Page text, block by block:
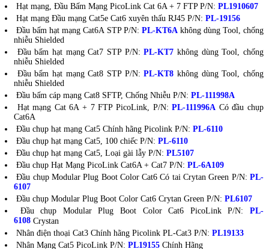
Hạt mạng, Đầu Bấm Mạng PicoLink Cat 6A + 7 FTP P/N: PL1910607
Hạt mạng Đầu mạng Cat5e Cat6 xuyên thấu RJ45 P/N: PL-19156
Đầu bấm hạt mạng Cat6A STP P/N: PL-KT6A không dùng Tool, chống
nhiễu Shielded
Đầu bấm hạt mạng Cat7 STP P/N: PL-KT7 không dùng Tool, chống
nhiễu Shielded
Đầu bấm hạt mạng Cat8 STP P/N:PL-KT8 không dùng Tool, chống
nhiễu Shielded
Đầu bấm cáp mạng Cat8 SFTP, Chống Nhiễu P/N: PL-111998A
Hạt mạng Cat 6A + 7 FTP PicoLink, P/N:PL-111996A Có đầu chụp
Cat6A
Đầu chụp hạt mạng Cat5 Chính hãng Picolink P/N: PL-6110
Đầu chụp hạt mạng Cat5, 100 chiếc P/N: PL-6110
Đầu chụp hạt mạng Cat5, Loại gài lẫy P/N: PL5107
Đầu chụp Hạt Mạng PicoLink Cat6A + Cat7 P/N: PL-6A109
Đầu chụp Modular Plug Boot Color Cat6 Có tai Crytan Green P/N: PL-
6107
Đầu chụp Modular Plug Boot Color Cat6 Crytan Green P/N: PL6107
Đầu chụp Modular Plug Boot Color Cat6 PicoLink P/N: PL-
6108 Crystan
Nhân điện thoại Cat3 Chính hãng Picolink PL-Cat3 P/N: PL19133
Nhân Mạng Cat5 PicoLink P/N: PL19155 Chính Hãng